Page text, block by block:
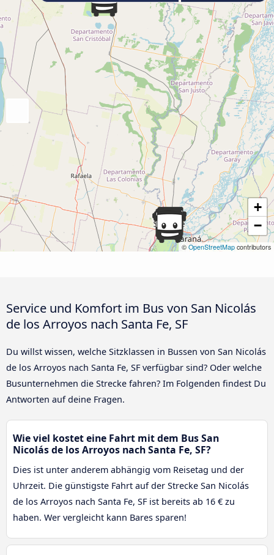
+
−
© OpenStreetMap contributors
Service und Komfort im Bus von San Nicolás
de los Arroyos nach Santa Fe, SF
Du willst wissen, welche Sitzklassen in Bussen von San Nicolás
de los Arroyos nach Santa Fe, SF verfügbar sind? Oder welche
Busunternehmen die Strecke fahren? Im Folgenden findest Du
Antworten auf deine Fragen.
Wie viel kostet eine Fahrt mit dem Bus San
Nicolás de los Arroyos nach Santa Fe, SF?
Dies ist unter anderem abhängig vom Reisetag und der
Uhrzeit. Die günstigste Fahrt auf der Strecke San Nicolás
de los Arroyos nach Santa Fe, SF ist bereits ab 16 € zu
haben. Wer vergleicht kann Bares sparen!